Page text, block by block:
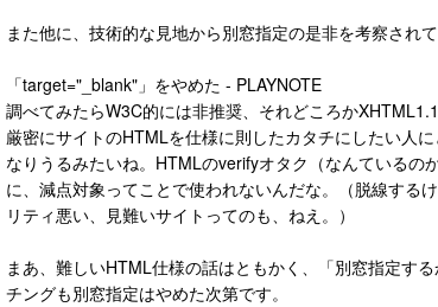
また他に、技術的な見地から別窓指定の是非を考察されて
「target="_blank"」をやめた - PLAYNOTE
調べてみたらW3C的には非推奨、それどころか
厳密にサイトのHTMLを仕様に則したカタチにしたい人
なりうるみたいね。HTMLのverifyオタク（なんているの
に、減点対象ってことで使われないんだな。（脱線する
リティ悪い、見難いサイトってのも、ねえ。）
まあ、難しいHTML仕様の話はともかく、「別窓指定す
チングも別窓指定はやめた次第です。